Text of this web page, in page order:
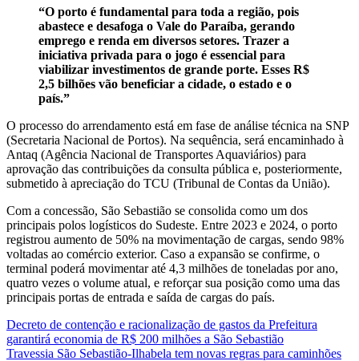
“O porto é fundamental para toda a região, pois
abastece e desafoga o Vale do Paraíba, gerando
emprego e renda em diversos setores. Trazer a
iniciativa privada para o jogo é essencial para
viabilizar investimentos de grande porte. Esses R$
2,5 bilhões vão beneficiar a cidade, o estado e o
país.”
O processo do arrendamento está em fase de análise técnica na SNP
(Secretaria Nacional de Portos). Na sequência, será encaminhado à
Antaq (Agência Nacional de Transportes Aquaviários) para
aprovação das contribuições da consulta pública e, posteriormente,
submetido à apreciação do TCU (Tribunal de Contas da União).
Com a concessão, São Sebastião se consolida como um dos
principais polos logísticos do Sudeste. Entre 2023 e 2024, o porto
registrou aumento de 50% na movimentação de cargas, sendo 98%
voltadas ao comércio exterior. Caso a expansão se confirme, o
terminal poderá movimentar até 4,3 milhões de toneladas por ano,
quatro vezes o volume atual, e reforçar sua posição como uma das
principais portas de entrada e saída de cargas do país.
Decreto de contenção e racionalização de gastos da Prefeitura
garantirá economia de R$ 200 milhões a São Sebastião
Travessia São Sebastião-Ilhabela tem novas regras para caminhões